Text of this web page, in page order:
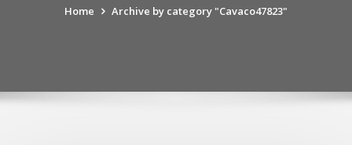
Home Archive by category "Cavaco47823"